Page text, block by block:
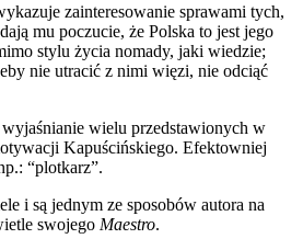
zainteresowanie sprawami tych,
mu poczucie, że Polska to jest jego
stylu życia nomady, jaki wiedzie;
nie utracić z nimi więzi, nie odciąć
wielu przedstawionych w
Kapuścińskiego. Efektowniej
“plotkarz”.
i są jednym ze sposobów autora na
swojego Maestro.